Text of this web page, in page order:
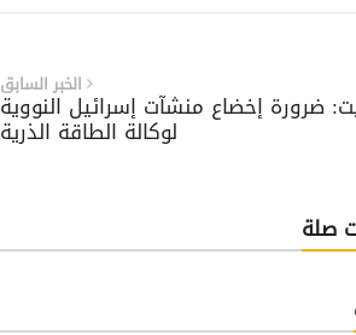
الخبر السابق
ضرورة إخضاع منشآت إسرائيل النووية
لوكالة الطاقة الذرية
صلة